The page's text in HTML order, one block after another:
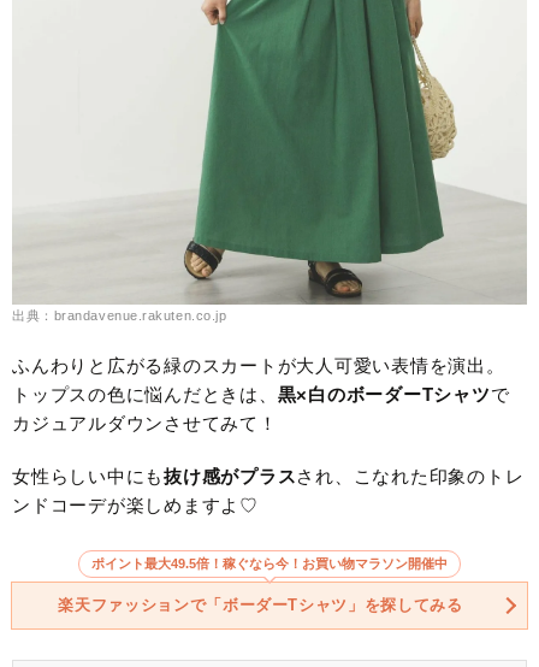
出典：brandavenue.rakuten.co.jp
ふんわりと広がる緑のスカートが大人可愛い表情を演出。
トップスの色に悩んだときは、 黒×白のボーダーTシャツで
カジュアルダウンさせてみて！
女性らしい中にも抜け感がプラスされ、こなれた印象のトレ
ンドコーデが楽しめますよ♡
ポイント最大49.5倍！稼ぐなら今！お買い物マラソン開催中
楽天ファッションで「ボーダーTシャツ」を探してみる